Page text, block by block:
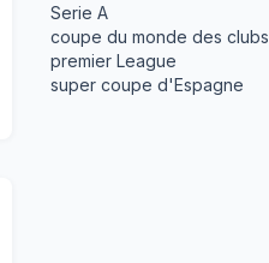
Serie A
coupe du monde des clubs
premier League
super coupe d'Espagne